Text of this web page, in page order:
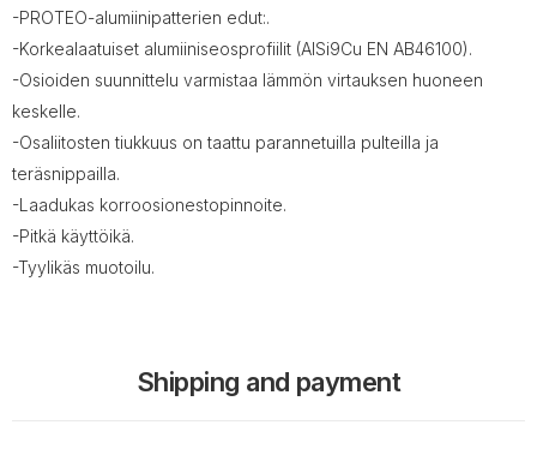
-PROTEO-alumiinipatterien edut:.
-Korkealaatuiset alumiiniseosprofiilit (AISi9Cu EN AB46100).
-Osioiden suunnittelu varmistaa lämmön virtauksen huoneen
keskelle.
-Osaliitosten tiukkuus on taattu parannetuilla pulteilla ja
teräsnippailla.
-Laadukas korroosionestopinnoite.
-Pitkä käyttöikä.
-Tyylikäs muotoilu.
Shipping and payment